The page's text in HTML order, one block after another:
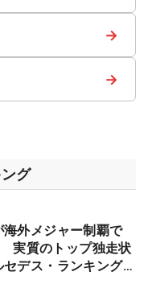
→
→
グ
海外メジャー制覇で
実質のトップ独走状
デス・ランキング番